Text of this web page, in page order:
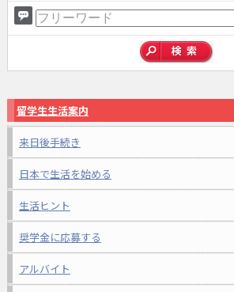
留学生生活案内
来日後手続き
日本で生活を始める
生活ヒント
奨学金に応募する
アルバイト